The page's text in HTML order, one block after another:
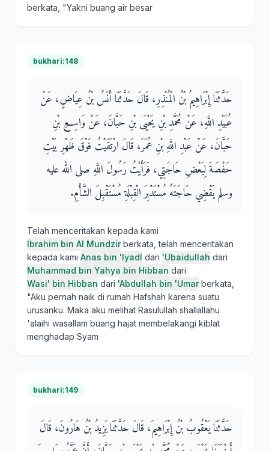
berkata, "Yakni buang air besar
bukhari:148
حَدَّثَنَا إِبْرَاهِيمُ بْنُ الْمُنْذِرِ، قَالَ حَدَّثَنَا أَنَسُ بْنُ عِيَاضٍ، عَنْ
عُبَيْدِ اللَّهِ، عَنْ مُحَمَّدِ بْنِ يَحْيَى بْنِ حَبَّانَ، عَنْ وَاسِعِ بْنِ
حَبَّانَ، عَنْ عَبْدِ اللَّهِ بْنِ عُمَرَ، قَالَ ارْتَقَيْتُ فَوْقَ ظَهْرِ بَيْتِ
حَفْصَةَ لِبَعْضِ حَاجَتِي، فَرَأَيْتُ رَسُولَ اللَّهِ صلى الله عليه
وسلم يَقْضِي حَاجَتَهُ مُسْتَدْبِرَ الْقِبْلَةِ مُسْتَقْبِلَ الشَّأْمِ‏.‏
Telah menceritakan kepada kami
Ibrahim bin Al Mundzirberkata, telah menceritakan
kepada kami Anas bin 'Iyadl dari 'Ubaidullah dari
Muhammad bin Yahya bin Hibban dari
Wasi' bin Hibban dari 'Abdullah bin 'Umarberkata,
"Aku pernah naik di rumah Hafshah karena suatu
urusanku. Maka aku melihat Rasulullah shallallahu
'alaihi wasallam buang hajat membelakangi kiblat
menghadap Syam
bukhari:149
حَدَّثَنَا يَعْقُوبُ بْنُ إِبْرَاهِيمَ، قَالَ حَدَّثَنَا يَزِيدُ بْنُ هَارُونَ، قَالَ